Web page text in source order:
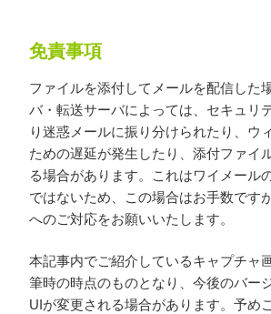
免責事項
ファイルを添付してメールを配信した
バ・転送サーバによっては、セキュリ
り迷惑メールに振り分けられたり、ウ
ための遅延が発生したり、添付ファイ
る場合があります。これはワイメール
ではないため、この場合はお手数です
へのご対応をお願いいたします。
本記事内でご紹介しているキャプチャ
筆時の時点のものとなり、今後のバー
UIが変更される場合があります。予め